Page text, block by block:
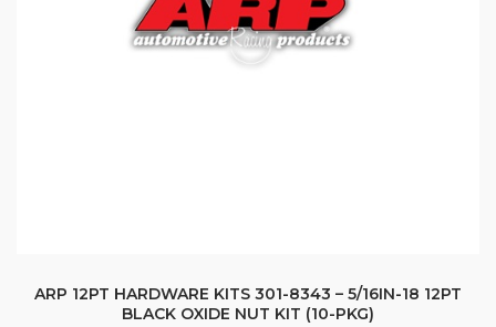
ARP 12PT HARDWARE KITS 301-8343 – 5/16IN-18 12PT
BLACK OXIDE NUT KIT (10-PKG)